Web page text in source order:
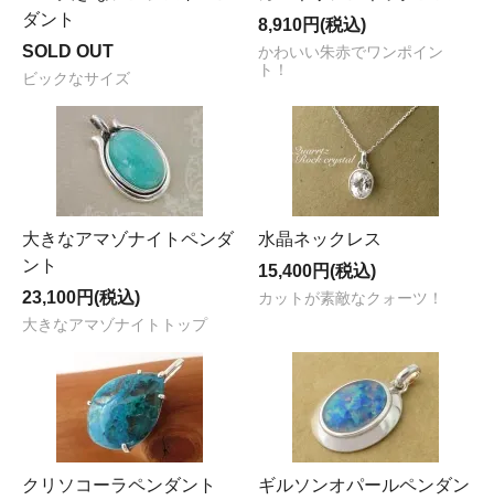
ダント
SOLD OUT
ビックなサイズ
8,910円(税込)
かわいい朱赤でワンポイン
ト！
大きなアマゾナイトペンダ
ント
23,100円(税込)
大きなアマゾナイトトップ
水晶ネックレス
15,400円(税込)
カットが素敵なクォーツ！
クリソコーラペンダント
ギルソンオパールペンダン